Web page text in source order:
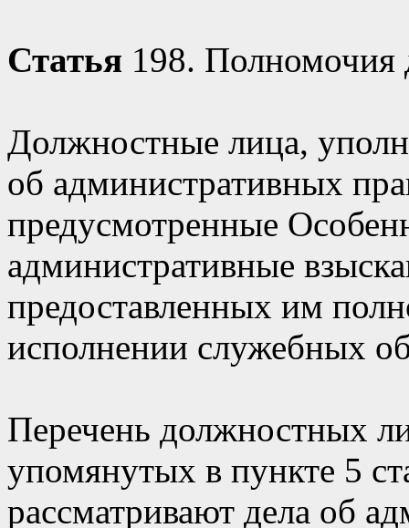
Статья 198.
Должностные лица,
об административных
предусмотренные
административные
предоставленных им
исполнении служебных
Перечень должностных
упомянутых в пункте 5
рассматривают дела об